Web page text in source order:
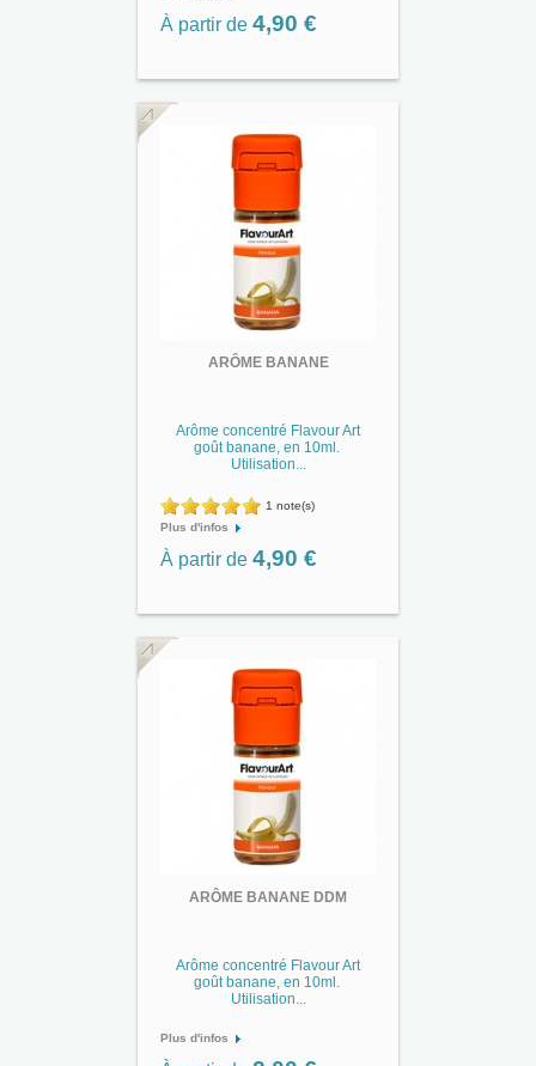
À partir de 4,90 €
ARÔME BANANE
Arôme concentré Flavour Art
goût banane, en 10ml.
Utilisation...
1 note(s)
Plus d'infos
À partir de 4,90 €
ARÔME BANANE DDM
Arôme concentré Flavour Art
goût banane, en 10ml.
Utilisation...
Plus d'infos